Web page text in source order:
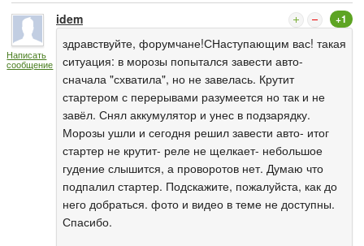
Написать
сообщение
idem +1
здравствуйте, форумчане!СНаступающим вас! такая
ситуация: в морозы попытался завести авто-
сначала "схватила", но не завелась. Крутит
стартером с перерывами разумеется но так и не
завёл. Снял аккумулятор и унес в подзарядку.
Морозы ушли и сегодня решил завести авто- итог
стартер не крутит- реле не щелкает- небольшое
гудение слышится, а проворотов нет. Думаю что
подпалил стартер. Подскажите, пожалуйста, как до
него добраться. фото и видео в теме не доступны.
Спасибо.